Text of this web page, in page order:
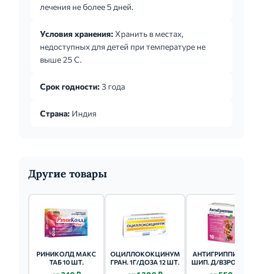
лечения не более 5 дней.
Условия хранения: Хранить в местах,
недоступных для детей при температуре не
выше 25 С.
Срок годности: 3 года
Страна: Индия
Другие товары
РИНИКОЛД МАКС
ТАБ 10 ШТ.
ОЦИЛЛОКОКЦИНУМ
ГРАН. 1Г/ДОЗА 12 ШТ.
АНТИГРИППИН ТАБ
ШИП. Д/ВЗРОСЛЫХ